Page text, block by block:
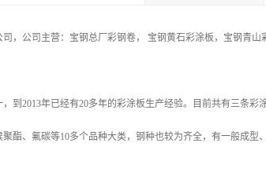
，公司主营：宝钢总厂彩钢卷， 宝钢黄石彩涂板，宝钢青
到2013年已经有20多年的彩涂板生产经验。目前共有三条
酯、氟碳等10多个品种大类，钢种也较为齐全，有一般成